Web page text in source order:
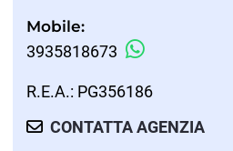
Mobile:
3935818673
R.E.A.: PG356186
CONTATTA AGENZIA